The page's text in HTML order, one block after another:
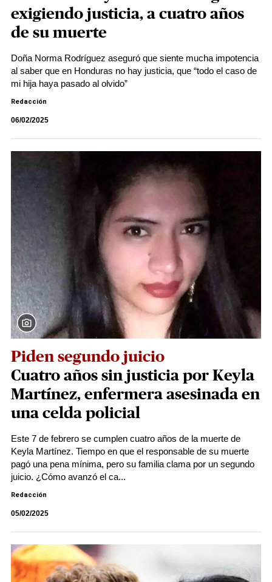
exigiendo justicia, a cuatro años
de su muerte
Doña Norma Rodríguez aseguró que siente mucha impotencia
al saber que en Honduras no hay justicia, que “todo el caso de
mi hija haya pasado al olvido”
Redacción
06/02/2025
Piden segundo juicio
Cuatro años sin justicia por Keyla
Martínez, enfermera asesinada en
una celda policial
Este 7 de febrero se cumplen cuatro años de la muerte de
Keyla Martínez. Tiempo en que el responsable de su muerte
pagó una pena mínima, pero su familia clama por un segundo
juicio. ¿Cómo avanzó el ca...
Redacción
05/02/2025